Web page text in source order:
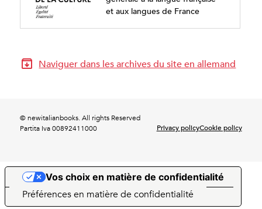
et aux langues de France
Naviguer dans les archives du site en allemand
© newitalianbooks. All rights Reserved
Partita Iva 00892411000
Privacy policyCookie policy
Notification lors de la collecte
Vos choix en matière de confidentialité